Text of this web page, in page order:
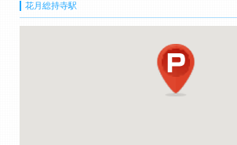
花月総持寺駅